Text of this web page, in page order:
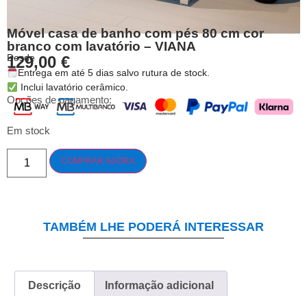
Móvel casa de banho com pés 80 cm cor
branco com lavatório – VIANA
Desde
129,00 €
Entrega em até 5 dias salvo rutura de stock.
Inclui lavatório cerâmico.
Opções de pagamento:
Em stock
COMPRAR AGORA
TAMBÉM LHE PODERÁ INTERESSAR
Descrição Informação adicional